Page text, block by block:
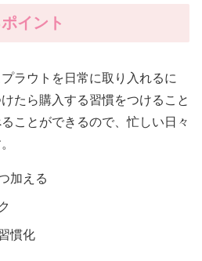
イント
ラウトを日常に取り入れるに
たら購入する習慣をつけること
ことができるので、忙しい日々
加える
慣化